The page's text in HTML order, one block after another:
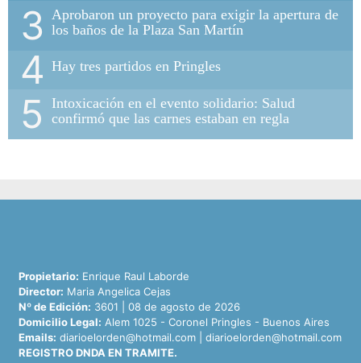
3
Aprobaron un proyecto para exigir la apertura de
los baños de la Plaza San Martín
4 Hay tres partidos en Pringles
5
Intoxicación en el evento solidario: Salud
confirmó que las carnes estaban en regla
Propietario: Enrique Raul Laborde
Director: Maria Angelica Cejas
Nº de Edición: 3601 | 08 de agosto de 2026
Domicilio Legal: Alem 1025 - Coronel Pringles - Buenos Aires
Emails: diarioelorden@hotmail.com
diarioelorden@hotmail.com
REGISTRO DNDA EN TRAMITE.